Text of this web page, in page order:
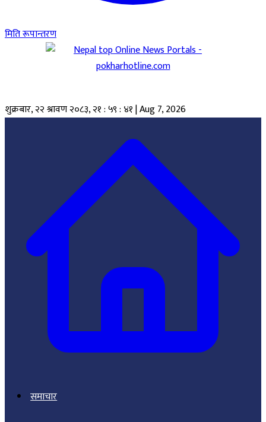
मिति रूपान्तरण
शुक्रबार, २२ श्रावण २०८३,२१ : ५९ : ४२|Aug 7, 2026
समाचार